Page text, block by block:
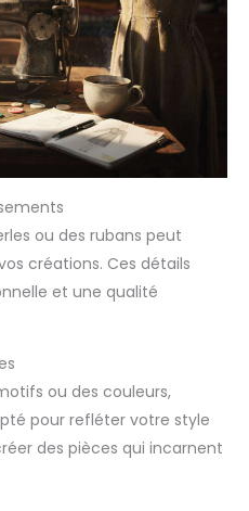
ou des rubans peut
créations. Ces détails
et une qualité
ou des couleurs,
pour refléter votre style
des pièces qui incarnent